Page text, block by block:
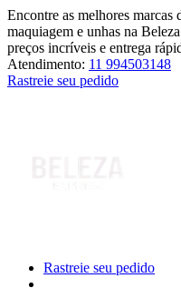
Encontre as melhores marcas
maquiagem e unhas na
preços incríveis e entrega
Atendimento: 11 994503148
Rastreie seu pedido
Rastreie seu pedido